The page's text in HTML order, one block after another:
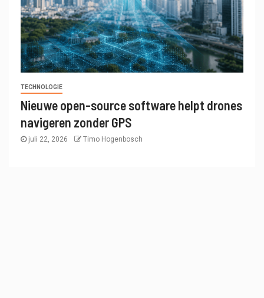
TECHNOLOGIE
Nieuwe open-source software helpt drones
navigeren zonder GPS
juli 22, 2026 Timo Hogenbosch